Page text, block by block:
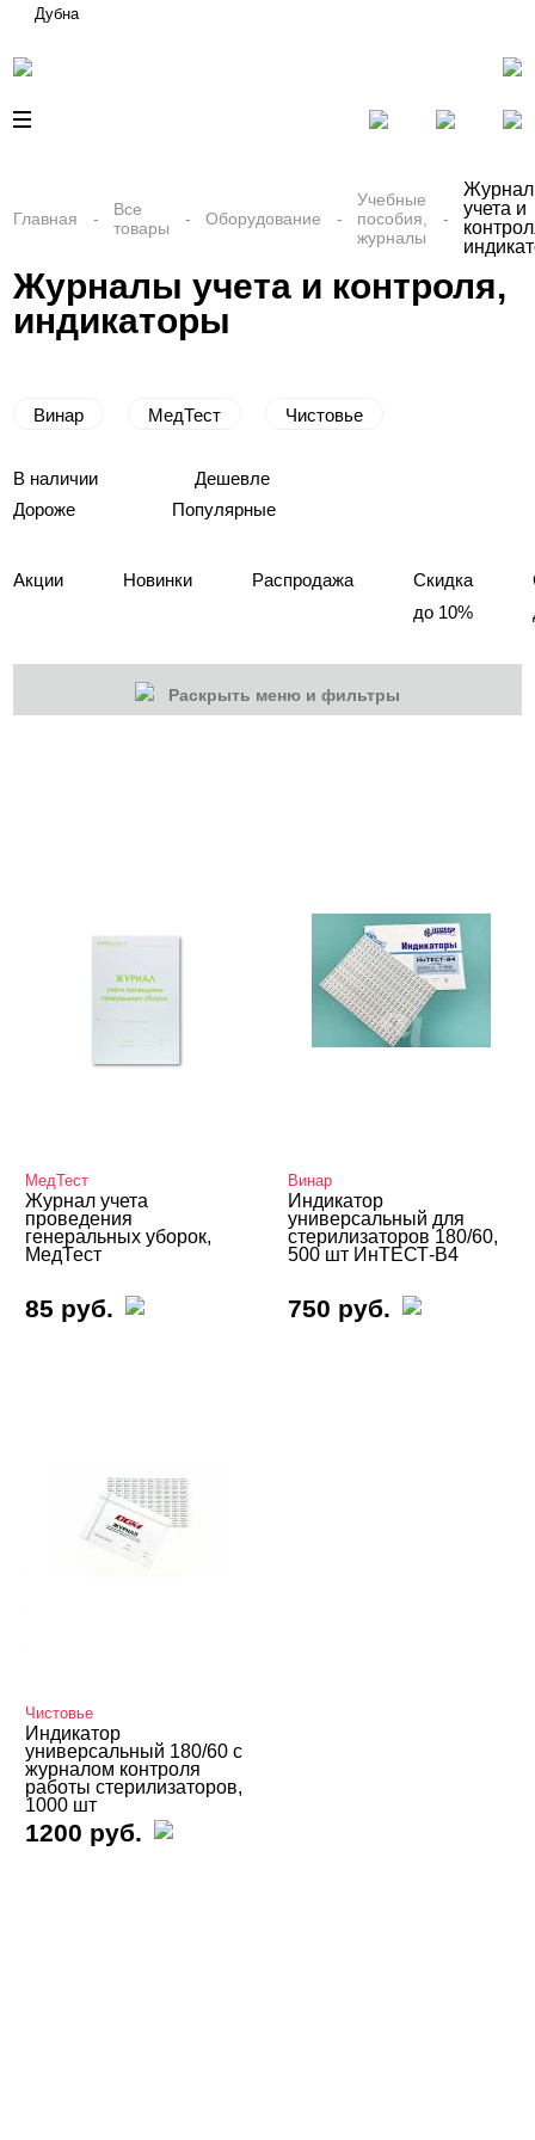
Дубна
Главная
Все
товары
Оборудование
Учебные
пособия,
журналы
учета и
Журналы учета и контроля,
индикаторы
Винар МедТест Чистовье
В наличии
Дешевле
Дороже
Популярные
Акции Новинки Распродажа
Скидка
до 10%
Раскрыть меню и фильтры
Оборудование
Одежда для мастеров
Альбомы для слайдеров
Журналы учета и контроля, индикаторы
Книги для записи клиентов
Тренировочные карты Bloom
ЦЕНА
МедТест
Журнал учета
проведения
генеральных уборок,
МедТест
85 руб.
Винар
Индикатор
универсальный для
стерилизаторов 180/60,
500 шт ИнТЕСТ-В4
750 руб.
Чистовье
Индикатор
универсальный 180/60 с
журналом контроля
работы стерилизаторов,
1000 шт
1200 руб.